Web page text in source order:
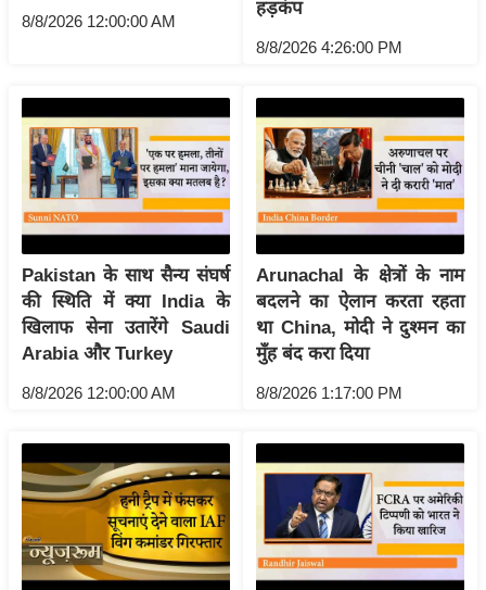
ग
व
र्ल्ड
न्यू
ज
ब्री
फ
म
नो
ज
ज
ग
बॉ
ली
8/8/2026 12:00:00 AM
हड़कंप
8/8/2026 4:26:00 PM
Pakistan के साथ सैन्य संघर्ष
की स्थिति में क्या India के
खिलाफ सेना उतारेंगे Saudi
Arabia और Turkey
8/8/2026 12:00:00 AM
Arunachal के क्षेत्रों के नाम
बदलने का ऐलान करता रहता
था China, मोदी ने दुश्मन का
मुँह बंद करा दिया
8/8/2026 1:17:00 PM